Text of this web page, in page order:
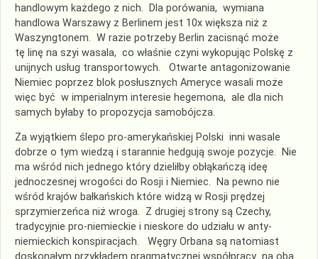
handlowym każdego z nich.
Dla porówania, wymiana
handlowa Warszawy z Berlinem jest 10x większa niż z
Waszyngtonem. W razie potrzeby Berlin zacisnąć może
tę linę na szyi wasala, co właśnie czyni wykopując Polskę z
unijnych usług transportowych.
Otwarte antagonizowanie
Niemiec poprzez blok posłusznych Ameryce wasali może
więc być w imperialnym interesie hegemona, ale dla nich
samych byłaby to propozycja samobójcza.
Za wyjątkiem ślepo pro-amerykańskiej Polski inni wasale
dobrze o tym wiedzą i starannie hedgują swoje pozycje. Nie
ma wśród nich jednego który dzieliłby obłąkańczą ideę
jednoczesnej wrogości do Rosji i Niemiec. Na pewno nie
wśród krajów bałkańskich które widzą w Rosji prędzej
sprzymierzeńca niż wroga. Z drugiej strony są Czechy,
tradycyjnie pro-niemieckie i nieskore do udziału w anty-
niemieckich konspiracjach. Węgry Orbana są natomiast
doskonałym przykładem pragmatycznej współpracy na oba